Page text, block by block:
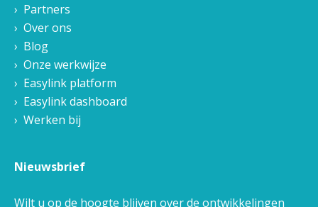
Partners
Over ons
Blog
Onze werkwijze
Easylink platform
Easylink dashboard
Werken bij
Nieuwsbrief
Wilt u op de hoogte blijven over de ontwikkelingen